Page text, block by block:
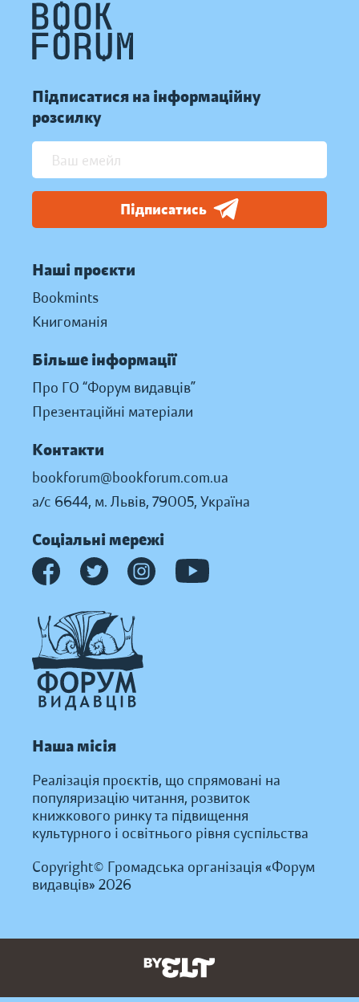
Підписатися на інформаційну
розсилку
Підписатись
Наші проєкти
Bookmints
Книгоманія
Більше інформації
Про ГО “Форум видавців”
Презентаційні матеріали
Контакти
bookforum@bookforum.com.ua
а/с 6644, м. Львів, 79005, Україна
Соціальні мережі
Наша місія
Реалізація проєктів, що спрямовані на
популяризацію читання, розвиток
книжкового ринку та підвищення
культурного і освітнього рівня суспільства
Copyright© Громадська організація «Форум
видавців» 2026